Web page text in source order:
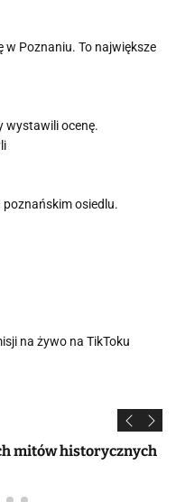
w Poznaniu. To największe
wystawili ocenę.
osiedlu.
na żywo na TikToku
mitów historycznych